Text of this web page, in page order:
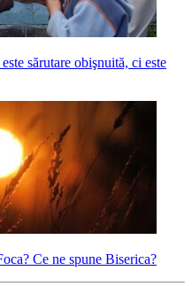
sărutare obişnuită, ci este
Ce ne spune Biserica?